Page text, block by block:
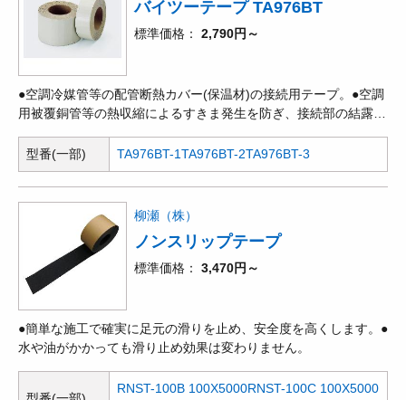
バイツーテープ TA976BT
標準価格 2,790円～
●空調冷媒管等の配管断熱カバー(保温材)の接続用テープ。●空調
用被覆銅管等の熱収縮によるすきま発生を防ぎ、接続部の結露を
型番(一部)
TA976BT-1TA976BT-2TA976BT-3
柳瀬（株）
ノンスリップテープ
標準価格 3,470円～
●簡単な施工で確実に足元の滑りを止め、安全度を高くします。●
水や油がかかっても滑り止め効果は変わりません。
RNST-100B 100X5000RNST-100C 100X5000